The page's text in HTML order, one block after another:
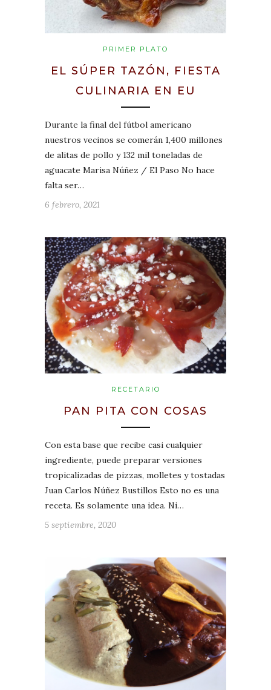
PRIMER PLATO
EL SÚPER TAZÓN, FIESTA
CULINARIA EN EU
Durante la final del fútbol americano
nuestros vecinos se comerán 1,400 millones
de alitas de pollo y 132 mil toneladas de
aguacate Marisa Núñez / El Paso No hace
falta ser…
6 febrero, 2021
RECETARIO
PAN PITA CON COSAS
Con esta base que recibe casi cualquier
ingrediente, puede preparar versiones
tropicalizadas de pizzas, molletes y tostadas
Juan Carlos Núñez Bustillos Esto no es una
receta. Es solamente una idea. Ni…
5 septiembre, 2020